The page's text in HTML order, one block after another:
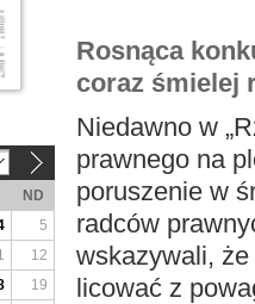
Rosnąca
coraz śmielej
Niedawno w
prawnego na
poruszenie w
radców
wskazywali, że
licować z
ND
5
12
19